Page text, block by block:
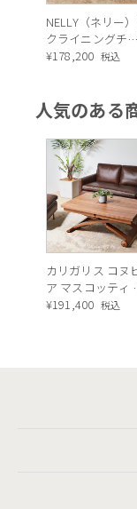
NELLY（ネリー）
クライニングチェ
ア
¥178,200 税込
人気のある
カリガリス コヌ
ア マスコッティ
長・昇降式テーブ
¥191,400 税込